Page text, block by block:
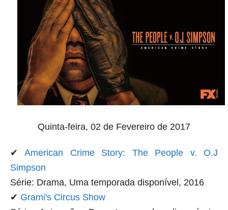
Quinta-feira, 02 de Fevereiro de 2017
✔American Crime Story: The People v. O.J
Simpson
Série: Drama, Uma temporada disponível, 2016
✔ Grami's Circus Show